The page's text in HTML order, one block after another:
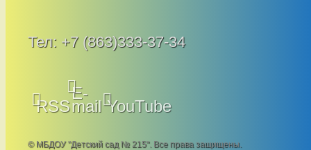
Тел: +7 (863)333-37-34
RSS
E-
mail YouTube
© МБДОУ "Детский сад № 215". Все права защищены.